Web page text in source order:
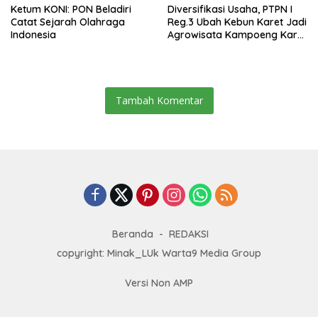
Ketum KONI: PON Beladiri
Catat Sejarah Olahraga
Indonesia
Diversifikasi Usaha, PTPN I
Reg.3 Ubah Kebun Karet Jadi
Agrowisata Kampoeng Karet
Tambah Komentar
Beranda
REDAKSI
copyright: Minak_LUk Warta9 Media Group
Versi Non AMP